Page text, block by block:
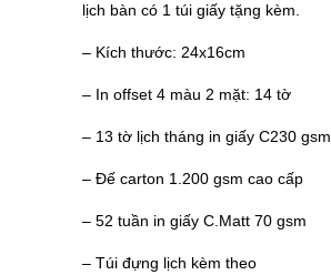
lịch bàn có 1 túi giấy tặng kèm.
– Kích thước: 24x16cm
– In offset 4 màu 2 mặt: 14 tờ
– 13 tờ lịch tháng in giấy C230 gsm
– Đế carton 1.200 gsm cao cấp
– 52 tuần in giấy C.Matt 70 gsm
– Túi đựng lịch kèm theo